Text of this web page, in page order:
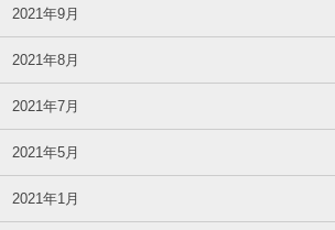
2021年9月
2021年8月
2021年7月
2021年5月
2021年1月